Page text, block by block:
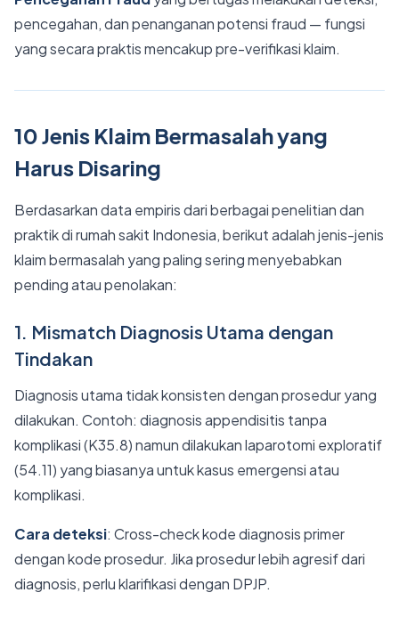
pencegahan, dan penanganan potensi fraud — fungsi
yang secara praktis mencakup pre-verifikasi klaim.
10 Jenis Klaim Bermasalah yang
Harus Disaring
Berdasarkan data empiris dari berbagai penelitian dan
praktik di rumah sakit Indonesia, berikut adalah jenis-jenis
klaim bermasalah yang paling sering menyebabkan
pending atau penolakan:
1. Mismatch Diagnosis Utama dengan
Tindakan
Diagnosis utama tidak konsisten dengan prosedur yang
dilakukan. Contoh: diagnosis appendisitis tanpa
komplikasi (K35.8) namun dilakukan laparotomi exploratif
(54.11) yang biasanya untuk kasus emergensi atau
komplikasi.
Cara deteksi: Cross-check kode diagnosis primer
dengan kode prosedur. Jika prosedur lebih agresif dari
diagnosis, perlu klarifikasi dengan DPJP.